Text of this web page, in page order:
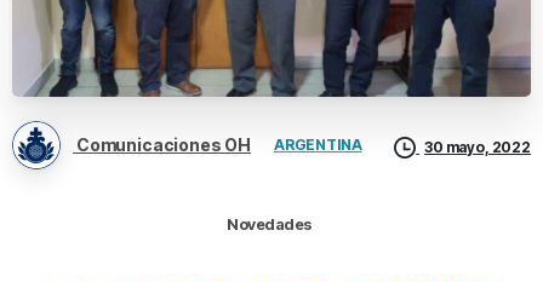
Comunicaciones OH ARGENTINA 30 mayo, 2022
Novedades